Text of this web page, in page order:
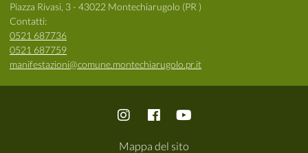
Piazza Rivasi, 3 - 43022 Montechiarugolo (PR )
Contatti:
0521 687736
0521 687759
manifestazioni@comune.montechiarugolo.pr.it
Mappa del sito